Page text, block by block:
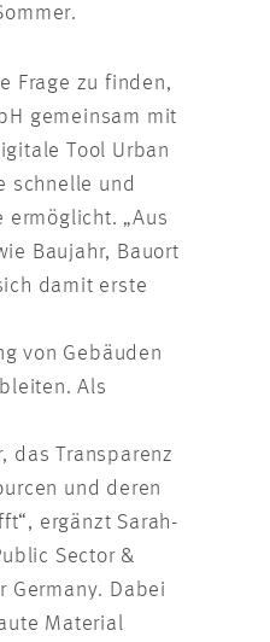
Frage zu finden,
gemeinsam mit
Tool Urban
schnelle und
„Aus
Baujahr, Bauort
damit erste
von Gebäuden
Als
das Transparenz
und deren
ergänzt Sarah-
Sector &
Germany. Dabei
Material